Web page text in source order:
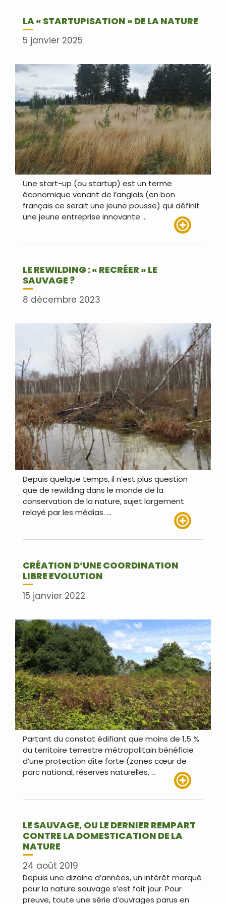
LA « STARTUPISATION » DE LA NATURE
5 janvier 2025
Une start-up (ou startup) est un terme
économique venant de l’anglais (en bon
français ce serait une jeune pousse) qui définit
une jeune entreprise innovante …
LE REWILDING : « RECRÉER » LE
SAUVAGE ?
8 décembre 2023
Depuis quelque temps, il n’est plus question
que de rewilding dans le monde de la
conservation de la nature, sujet largement
relayé par les médias. …
CRÉATION D’UNE COORDINATION
LIBRE EVOLUTION
15 janvier 2022
Partant du constat édifiant que moins de 1,5 %
du territoire terrestre métropolitain bénéficie
d’une protection dite forte (zones cœur de
parc national, réserves naturelles, …
LE SAUVAGE, OU LE DERNIER REMPART
CONTRE LA DOMESTICATION DE LA
NATURE
24 août 2019
Depuis une dizaine d’années, un intérêt marqué
pour la nature sauvage s’est fait jour. Pour
preuve, toute une série d’ouvrages parus en